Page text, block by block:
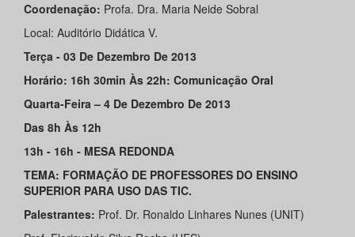
Coordenação: Profa. Dra. Maria Neide Sobral
Local: Auditório Didática V.
Terça - 03 De Dezembro De 2013
Horário: 16h 30min Às 22h: Comunicação Oral
Quarta-Feira – 4 De Dezembro De 2013
Das 8h Às 12h
13h - 16h - MESA REDONDA
TEMA: FORMAÇÃO DE PROFESSORES DO ENSINO
SUPERIOR PARA USO DAS TIC.
Palestrantes: Prof. Dr. Ronaldo Linhares Nunes (UNIT)